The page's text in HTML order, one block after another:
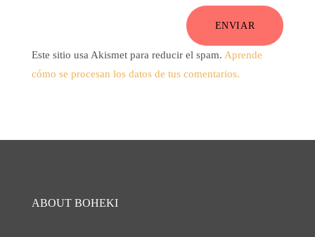
ENVIAR
Este sitio usa Akismet para reducir el spam. Aprende
cómo se procesan los datos de tus comentarios.
ABOUT BOHEKI